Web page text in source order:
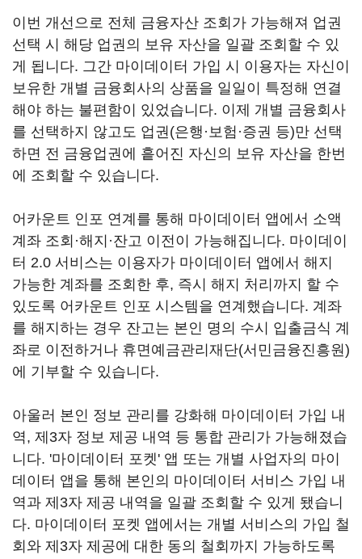
이번 개선으로 전체 금융자산 조회가 가능해져 업권
선택 시 해당 업권의 보유 자산을 일괄 조회할 수 있
게 됩니다. 그간 마이데이터 가입 시 이용자는 자신이
보유한 개별 금융회사의 상품을 일일이 특정해 연결
해야 하는 불편함이 있었습니다. 이제 개별 금융회사
를 선택하지 않고도 업권(은행·보험·증권 등)만 선택
하면 전 금융업권에 흩어진 자신의 보유 자산을 한번
에 조회할 수 있습니다.
어카운트 인포 연계를 통해 마이데이터 앱에서 소액
계좌 조회·해지·잔고 이전이 가능해집니다. 마이데이
터 2.0 서비스는 이용자가 마이데이터 앱에서 해지
가능한 계좌를 조회한 후, 즉시 해지 처리까지 할 수
있도록 어카운트 인포 시스템을 연계했습니다. 계좌
를 해지하는 경우 잔고는 본인 명의 수시 입출금식 계
좌로 이전하거나 휴면예금관리재단(서민금융진흥원)
에 기부할 수 있습니다.
아울러 본인 정보 관리를 강화해 마이데이터 가입 내
역, 제3자 정보 제공 내역 등 통합 관리가 가능해졌습
니다. '마이데이터 포켓' 앱 또는 개별 사업자의 마이
데이터 앱을 통해 본인의 마이데이터 서비스 가입 내
역과 제3자 제공 내역을 일괄 조회할 수 있게 됐습니
다. 마이데이터 포켓 앱에서는 개별 서비스의 가입 철
회와 제3자 제공에 대한 동의 철회까지 가능하도록